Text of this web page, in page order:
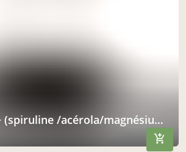
/acérola/magnésium) hélica